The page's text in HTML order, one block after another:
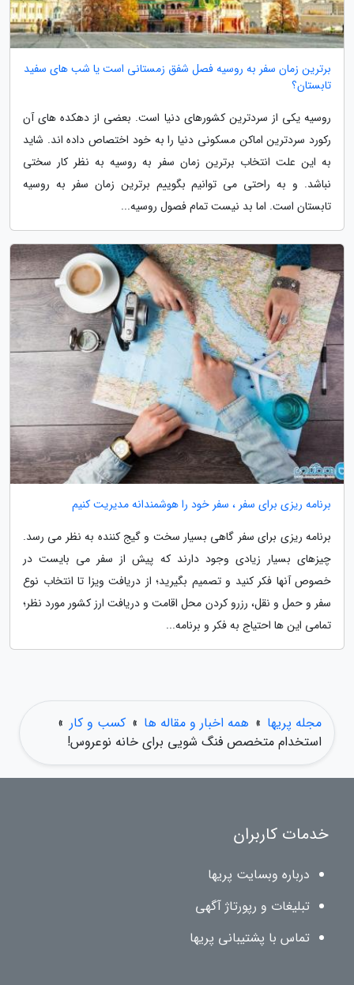
برترین زمان سفر به روسیه فصل شفق زمستانی است یا شب های سفید
تابستان؟
روسیه یکی از سردترین کشورهای دنیا است. بعضی از دهکده های آن
رکورد سردترین اماکن مسکونی دنیا را به خود اختصاص داده اند. شاید
به این علت انتخاب برترین زمان سفر به روسیه به نظر کار سختی
نباشد. و به راحتی می توانیم بگوییم برترین زمان سفر به روسیه
تابستان است. اما بد نیست تمام فصول روسیه...
برنامه ریزی برای سفر ، سفر خود را هوشمندانه مدیریت کنیم
برنامه ریزی برای سفر گاهی بسیار سخت و گیج کننده به نظر می رسد.
چیزهای بسیار زیادی وجود دارند که پیش از سفر می بایست در
خصوص آنها فکر کنید و تصمیم بگیرید؛ از دریافت ویزا تا انتخاب نوع
سفر و حمل و نقل، رزرو کردن محل اقامت و دریافت ارز کشور مورد نظر؛
تمامی این ها احتیاج به فکر و برنامه...
مجله پریها » همه اخبار و مقاله ها » کسب و کار »
استخدام متخصص فنگ شویی برای خانه نوعروس!
خدمات کاربران
درباره وبسایت پریها
تبلیغات و رپورتاژ آگهی
تماس با پشتیبانی پریها